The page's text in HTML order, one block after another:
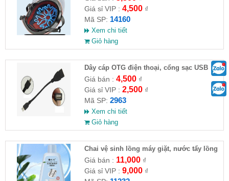
Giá sỉ VIP : 4,500₫
Mã SP: 14160
Xem chi tiết
Giỏ hàng
Dây cáp OTG điện thoại, cổng sạc USB
Giá bán : 4,500₫
Giá sỉ VIP : 2,500₫
Mã SP: 2963
Xem chi tiết
Giỏ hàng
Chai vệ sinh lồng máy giặt, nước tẩy lồng
máy giặt CLEANING FLUID
Giá bán : 11,000₫
Giá sỉ VIP : 9,000₫